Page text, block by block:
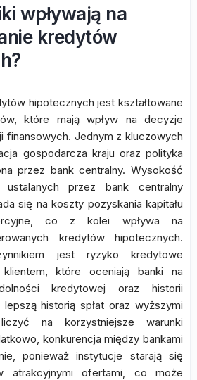
wpływają na
kredytów
hipotecznych jest kształtowane
które mają wpływ na decyzje
finansowych. Jednym z kluczowych
gospodarcza kraju oraz polityka
przez bank centralny. Wysokość
przez bank centralny
się na koszty pozyskania kapitału
co z kolei wpływa na
kredytów hipotecznych.
jest ryzyko kredytowe
które oceniają banki na
kredytowej oraz historii
historią spłat oraz wyższymi
na korzystniejsze warunki
konkurencja między bankami
ponieważ instytucje starają się
atrakcyjnymi ofertami, co może